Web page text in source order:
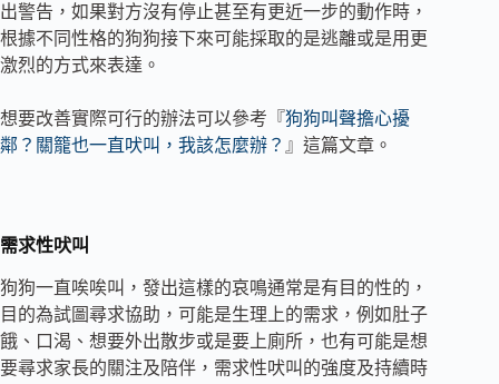
出警告，如果對方沒有停止甚至有更近一步的動作時，
根據不同性格的狗狗接下來可能採取的是逃離或是用更
激烈的方式來表達。
想要改善實際可行的辦法可以參考『狗狗叫聲擔心擾
鄰？關籠也一直吠叫，我該怎麼辦？ 』這篇文章。
需求性吠叫
狗狗一直唉唉叫，發出這樣的哀鳴通常是有目的性的，
目的為試圖尋求協助，可能是生理上的需求，例如肚子
餓、口渴、想要外出散步或是要上廁所，也有可能是想
要尋求家長的關注及陪伴，需求性吠叫的強度及持續時